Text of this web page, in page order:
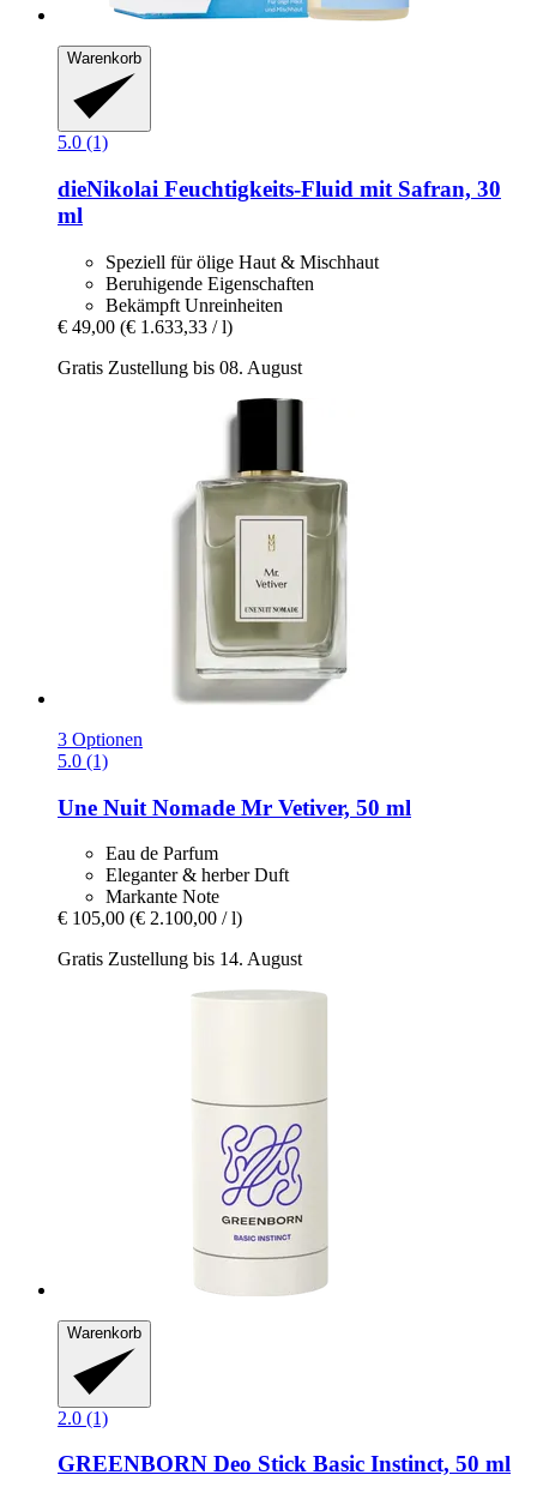
Warenkorb
5.0 (1)
dieNikolai Feuchtigkeits-​Fluid mit Safran, 30
ml
Speziell für ölige Haut & Mischhaut
Beruhigende Eigenschaften
Bekämpft Unreinheiten
€ 49,00 (€ 1.633,33 / l)
Gratis Zustellung bis 08. August
3 Optionen
5.0 (1)
Une Nuit Nomade Mr Vetiver, 50 ml
Eau de Parfum
Eleganter & herber Duft
Markante Note
€ 105,00 (€ 2.100,00 / l)
Gratis Zustellung bis 14. August
Warenkorb
2.0 (1)
GREENBORN Deo Stick Basic Instinct, 50 ml